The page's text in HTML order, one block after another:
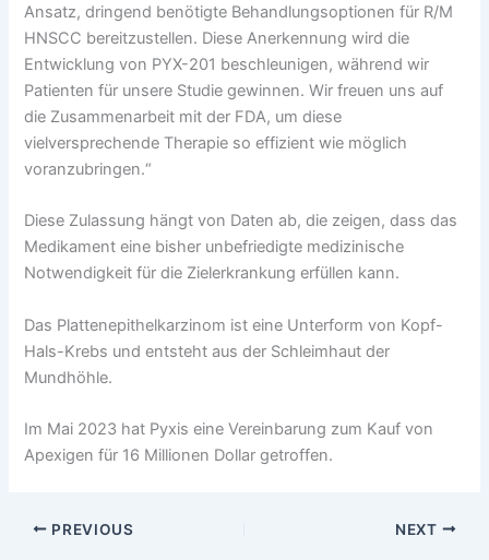
Ansatz, dringend benötigte Behandlungsoptionen für R/M
HNSCC bereitzustellen. Diese Anerkennung wird die
Entwicklung von PYX-201 beschleunigen, während wir
Patienten für unsere Studie gewinnen. Wir freuen uns auf
die Zusammenarbeit mit der FDA, um diese
vielversprechende Therapie so effizient wie möglich
voranzubringen.“
Diese Zulassung hängt von Daten ab, die zeigen, dass das
Medikament eine bisher unbefriedigte medizinische
Notwendigkeit für die Zielerkrankung erfüllen kann.
Das Plattenepithelkarzinom ist eine Unterform von Kopf-
Hals-Krebs und entsteht aus der Schleimhaut der
Mundhöhle.
Im Mai 2023 hat Pyxis eine Vereinbarung zum Kauf von
Apexigen für 16 Millionen Dollar getroffen.
PREVIOUS NEXT